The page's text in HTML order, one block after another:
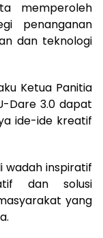
memperoleh
penanganan
dan teknologi
Ketua Panitia
Dare 3.0 dapat
ide-ide kreatif
wadah inspiratif
dan solusi
yang